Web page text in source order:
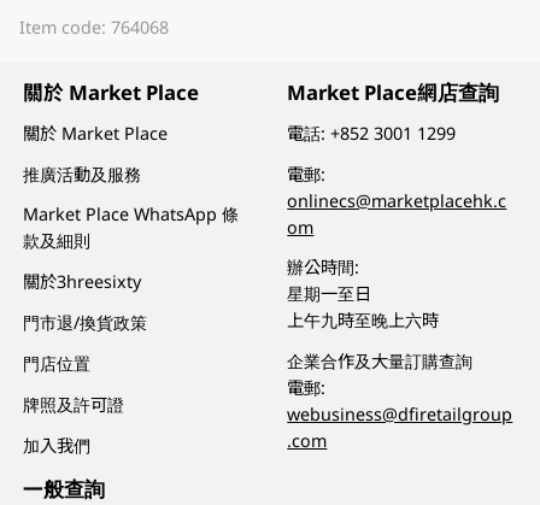
Item code: 764068
關於 Market Place
關於 Market Place
推廣活動及服務
Market Place WhatsApp 條
款及細則
關於3hreesixty
門市退/換貨政策
門店位置
牌照及許可證
加入我們
一般查詢
Market Place網店查詢
電話:+852 3001 1299
電郵:
onlinecs@marketplacehk.c
om
辦公時間:
星期一至日
上午九時至晚上六時
企業合作及大量訂購查詢
電郵:
webusiness@dfiretailgroup
.com